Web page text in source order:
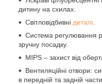
дитину на схилах.
Світловідбивні деталі
Система регулювання
зручну посадку.
MIPS – захист від
Вентиляційні отвори:
в передній та задній